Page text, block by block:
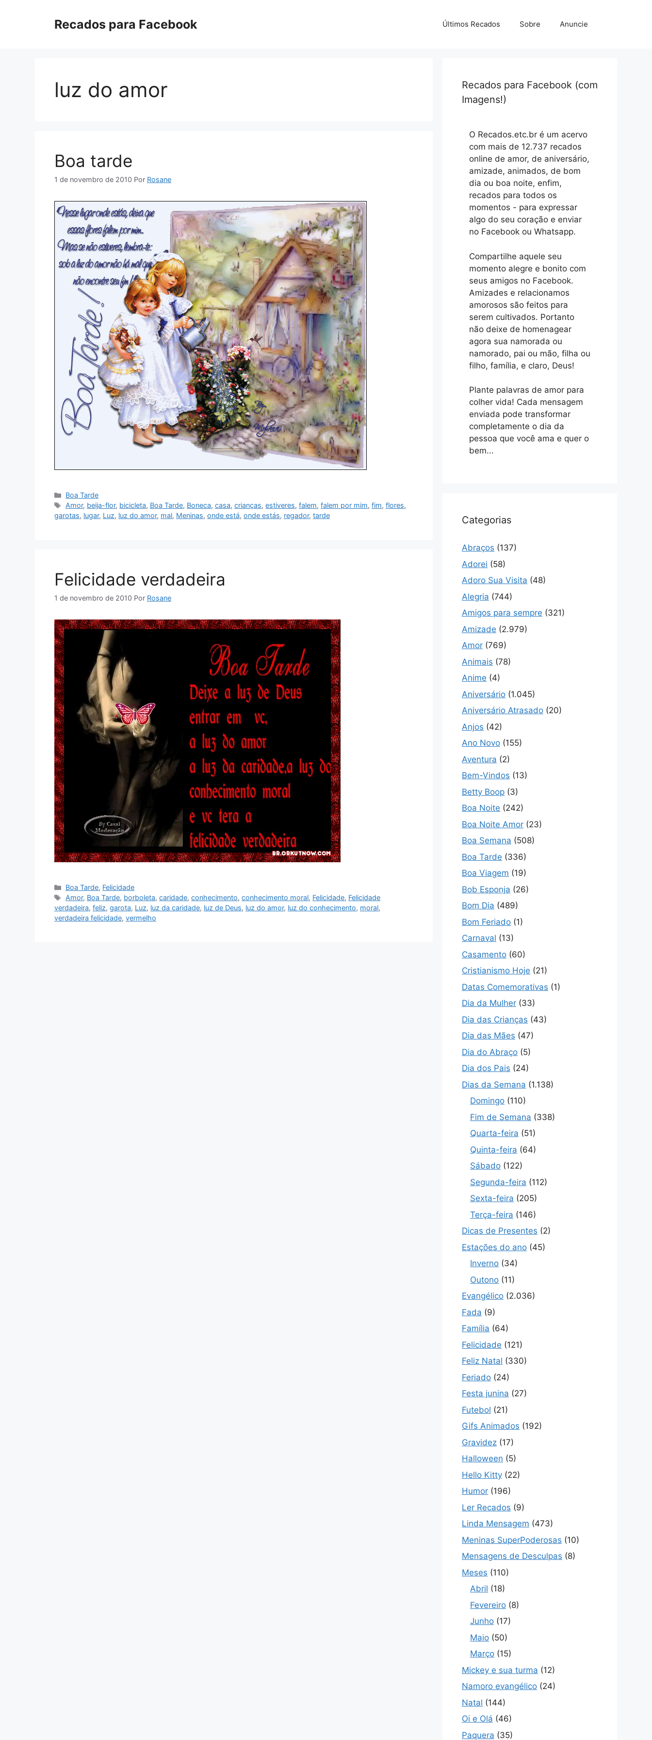
Recados para Facebook Últimos Recados Sobre Anuncie
luz do amor
Boa tarde
1 de novembro de 2010 Por Rosane
Categorias
Boa Tarde
Tags
Amor, beija-flor, bicicleta, Boa Tarde, Boneca,casa,crianças,estiveres,falem,falem por mim,fim,flores,
garotas, lugar, Luz, luz do amor, mal, Meninas, onde está, onde estás, regador, tarde
Felicidade verdadeira
1 de novembro de 2010 Por Rosane
Categorias
Boa Tarde, Felicidade
Tags
Amor, Boa Tarde, borboleta,caridade,conhecimento,conhecimento moral, Felicidade, Felicidade
verdadeira, feliz, garota, Luz, luz da caridade, luz de Deus, luz do amor, luz do conhecimento, moral,
verdadeira felicidade, vermelho
Recados para Facebook (com
Imagens!)
O Recados.etc.br é um acervo
com mais de 12.737 recados
online de amor, de aniversário,
amizade, animados, de bom
dia ou boa noite, enfim,
recados para todos os
momentos - para expressar
algo do seu coração e enviar
no Facebook ou Whatsapp.
Compartilhe aquele seu
momento alegre e bonito com
seus amigos no Facebook.
Amizades e relacionamos
amorosos são feitos para
serem cultivados. Portanto
não deixe de homenagear
agora sua namorada ou
namorado, pai ou mão, filha ou
filho, família, e claro, Deus!
Plante palavras de amor para
colher vida! Cada mensagem
enviada pode transformar
completamente o dia da
pessoa que você ama e quer o
bem...
Categorias
Abraços (137)
Adorei (58)
Adoro Sua Visita (48)
Alegria (744)
Amigos para sempre (321)
Amizade (2.979)
Amor (769)
Animais (78)
Anime (4)
Aniversário (1.045)
Aniversário Atrasado (20)
Anjos (42)
Ano Novo (155)
Aventura (2)
Bem-Vindos (13)
Betty Boop (3)
Boa Noite (242)
Boa Noite Amor (23)
Boa Semana (508)
Boa Tarde (336)
Boa Viagem (19)
Bob Esponja (26)
Bom Dia (489)
Bom Feriado (1)
Carnaval (13)
Casamento (60)
Cristianismo Hoje (21)
Datas Comemorativas (1)
Dia da Mulher (33)
Dia das Crianças (43)
Dia das Mães (47)
Dia do Abraço (5)
Dia dos Pais (24)
Dias da Semana (1.138)
Domingo (110)
Fim de Semana (338)
Quarta-feira (51)
Quinta-feira (64)
Sábado (122)
Segunda-feira (112)
Sexta-feira (205)
Terça-feira (146)
Dicas de Presentes (2)
Estações do ano (45)
Inverno (34)
Outono (11)
Evangélico (2.036)
Fada (9)
Família (64)
Felicidade (121)
Feliz Natal (330)
Feriado (24)
Festa junina (27)
Futebol (21)
Gifs Animados (192)
Gravidez (17)
Halloween (5)
Hello Kitty (22)
Humor (196)
Ler Recados (9)
Linda Mensagem (473)
Meninas SuperPoderosas (10)
Mensagens de Desculpas (8)
Meses (110)
Abril (18)
Fevereiro (8)
Junho (17)
Maio (50)
Março (15)
Mickey e sua turma (12)
Namoro evangélico (24)
Natal (144)
Oi e Olá (46)
Paquera (35)